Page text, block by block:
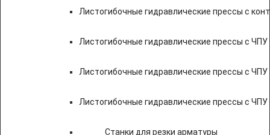
Листогибочные гидравлические прессы с
Листогибочные гидравлические прессы с
Листогибочные гидравлические прессы с ЧПУ
Листогибочные гидравлические прессы с
Станки для резки арматуры